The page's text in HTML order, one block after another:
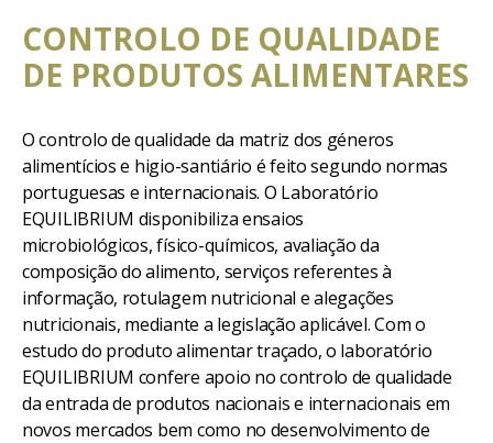
CONTROLO DE QUALIDADE
DE PRODUTOS ALIMENTARES
O controlo de qualidade da matriz dos géneros
alimentícios e higio-santiário é feito segundo normas
portuguesas e internacionais. O Laboratório
EQUILIBRIUM disponibiliza ensaios
microbiológicos, físico-químicos, avaliação da
composição do alimento, serviços referentes à
informação, rotulagem nutricional e alegações
nutricionais, mediante a legislação aplicável. Com o
estudo do produto alimentar traçado, o laboratório
EQUILIBRIUM confere apoio no controlo de qualidade
da entrada de produtos nacionais e internacionais em
novos mercados bem como no desenvolvimento de